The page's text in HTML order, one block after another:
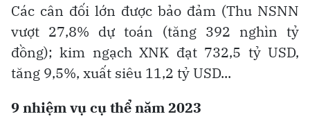
Các cân đối lớn được bảo đảm (Thu NSNN
vượt 27,8% dự toán (tăng 392 nghìn tỷ
đồng); kim ngạch XNK đạt 732,5 tỷ USD,
tăng 9,5%, xuất siêu 11,2 tỷ USD...
9 nhiệm vụ cụ thể năm 2023